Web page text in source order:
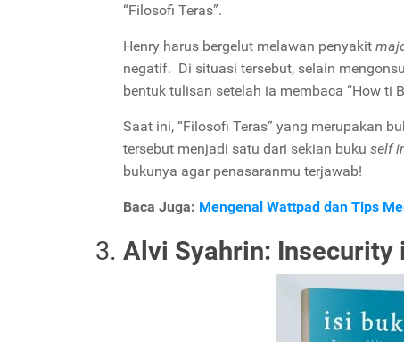
“Filosofi Teras”.
Henry harus bergelut melawan penyakit
negatif. Di situasi tersebut, selain
bentuk tulisan setelah ia membaca “How ti
Saat ini, “Filosofi Teras” yang merupakan
tersebut menjadi satu dari sekian buku self
bukunya agar penasaranmu terjawab!
Baca Juga: Mengenal Wattpad dan Tips
Alvi Syahrin: Insecurity